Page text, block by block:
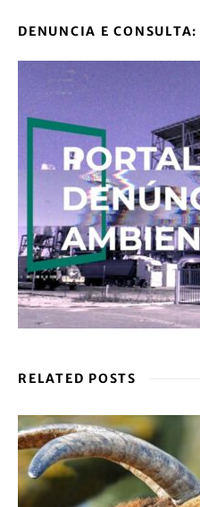
DENUNCIA E CONSULTA:
RELATED POSTS